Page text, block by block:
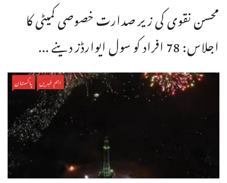
محسن نقوی کی زیر صدارت خصوصی کمیٹی کا
اجلاس: 78 افراد کو سول ایوارڈز دینے ...
اہم خبریں پاکستان